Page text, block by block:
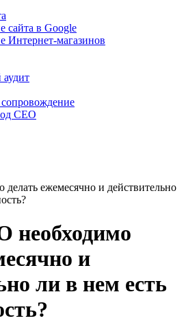
сайта в Google
Интернет-магазинов
СЕО
ежемесячно и действительно
необходимо
и
ли в нем есть